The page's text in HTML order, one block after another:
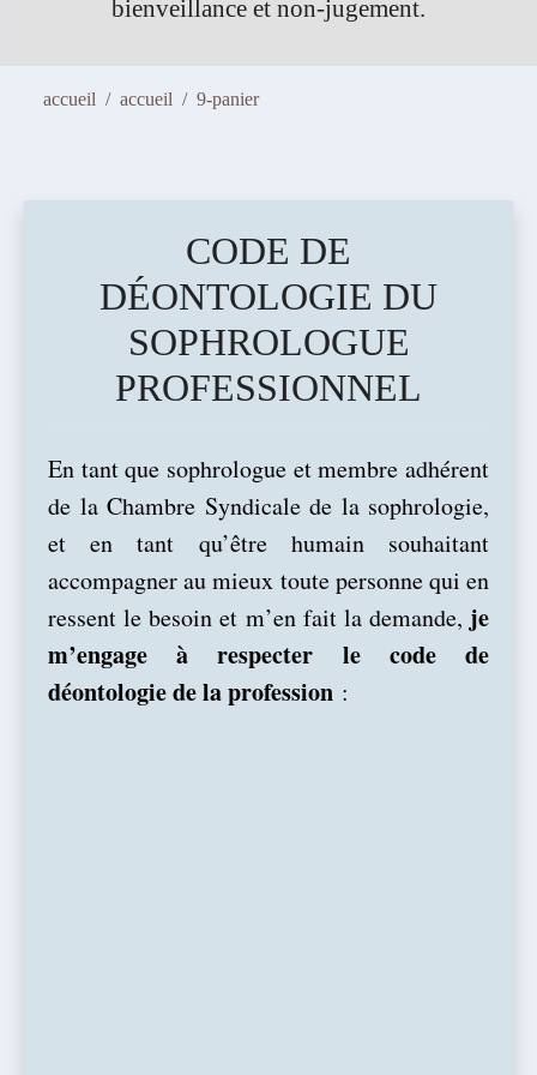
non-jugement.
téléphonique,
accueil accueil 9-panier
CODE DE
DÉONTOLOGIE DU
SOPHROLOGUE
PROFESSIONNEL
En tant que sophrologue et membre adhérent
de la Chambre Syndicale de la sophrologie,
et en tant qu’être humain souhaitant
accompagner au mieux toute personne qui en
ressent le besoin et m’en fait la demande, je
m’engage à respecter le code de
déontologie de la profession :